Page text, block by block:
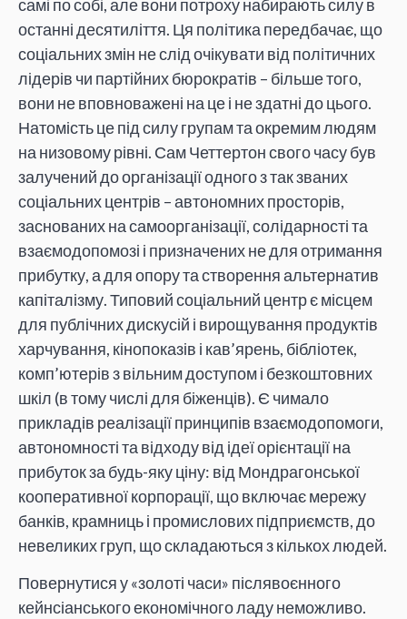
самі по собі, але вони потроху набирають силу в
останні десятиліття. Ця політика передбачає, що
соціальних змін не слід очікувати від політичних
лідерів чи партійних бюрократів – більше того,
вони не вповноважені на це і не здатні до цього.
Натомість це під силу групам та окремим людям
на низовому рівні. Сам Четтертон свого часу був
залучений до організації одного з так званих
соціальних центрів – автономних просторів,
заснованих на самоорганізації, солідарності та
взаємодопомозі і призначених не для отримання
прибутку, а для опору та створення альтернатив
капіталізму. Типовий соціальний центр є місцем
для публічних дискусій і вирощування продуктів
харчування, кінопоказів і кав’ярень, бібліотек,
комп’ютерів з вільним доступом і безкоштовних
шкіл (в тому числі для біженців). Є чимало
прикладів реалізації принципів взаємодопомоги,
автономності та відходу від ідеї орієнтації на
прибуток за будь-яку ціну: від Мондрагонської
кооперативної корпорації, що включає мережу
банків, крамниць і промислових підприємств, до
невеликих груп, що складаються з кількох людей.
Повернутися у «золоті часи» післявоєнного
кейнсіанського економічного ладу неможливо.